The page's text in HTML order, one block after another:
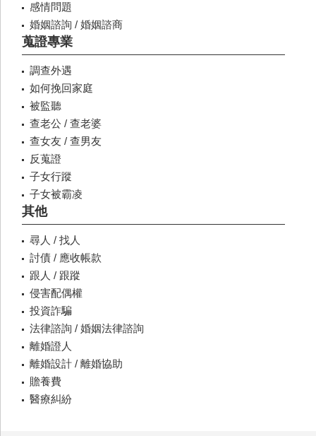
感情問題
婚姻諮詢 / 婚姻諮商
蒐證專業
調查外遇
如何挽回家庭
被監聽
查老公 / 查老婆
查女友 / 查男友
反蒐證
子女行蹤
子女被霸凌
其他
尋人 / 找人
討債 / 應收帳款
跟人 / 跟蹤
侵害配偶權
投資詐騙
法律諮詢 / 婚姻法律諮詢
離婚證人
離婚設計 / 離婚協助
贍養費
醫療糾紛